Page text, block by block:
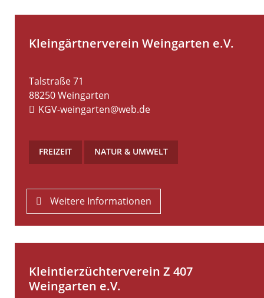
Kleingärtnerverein Weingarten e.V.
Talstraße 71
88250Weingarten
KGV-weingarten@web.de
FREIZEIT NATUR & UMWELT
Weitere Informationen
Kleintierzüchterverein Z 407
Weingarten e.V.